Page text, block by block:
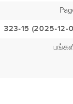
323-15 (2025-12-